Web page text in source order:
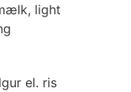
light
el. ris